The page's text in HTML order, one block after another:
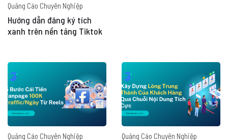
Quảng Cáo Chuyên Nghiệp
Hướng dẫn đăng ký tích
xanh trên nền tảng Tiktok
Quảng Cáo Chuyên Nghiệp Quảng Cáo Chuyên Nghiệp